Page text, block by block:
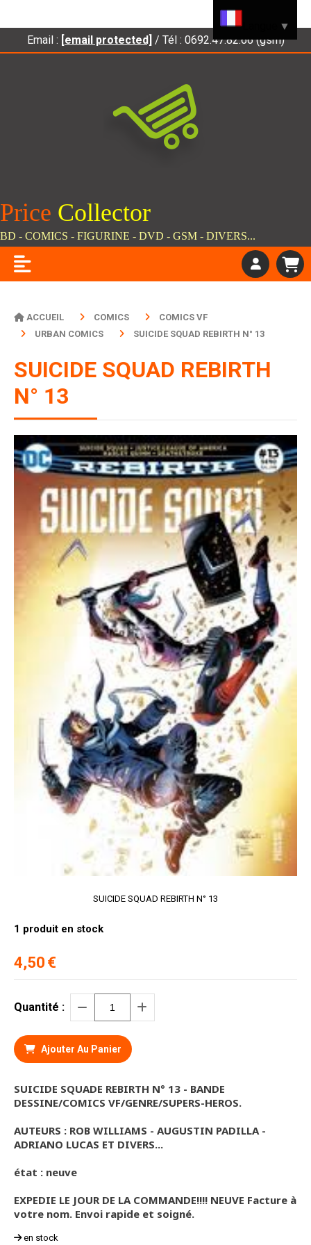
Email : [email protected] / Tél : 0692.47.82.66 (gsm)
Price Collector
BD - COMICS - FIGURINE - DVD - GSM - DIVERS...
ACCUEIL COMICS
COMICS VF
URBAN COMICS
SUICIDE SQUAD REBIRTH N° 13
SUICIDE SQUAD REBIRTH
N° 13
SUICIDE SQUAD REBIRTH N° 13
4,50 €
1 produit en stock
Quantité :
Ajouter Au Panier
SUICIDE SQUADE REBIRTH N° 13 - BANDE
DESSINE/COMICS VF/GENRE/SUPERS-HEROS.
AUTEURS : ROB WILLIAMS - AUGUSTIN PADILLA -
ADRIANO LUCAS ET DIVERS...
état : neuve
EXPEDIE LE JOUR DE LA COMMANDE!!!! NEUVE Facture à
votre nom. Envoi rapide et soigné.
en stock
▼